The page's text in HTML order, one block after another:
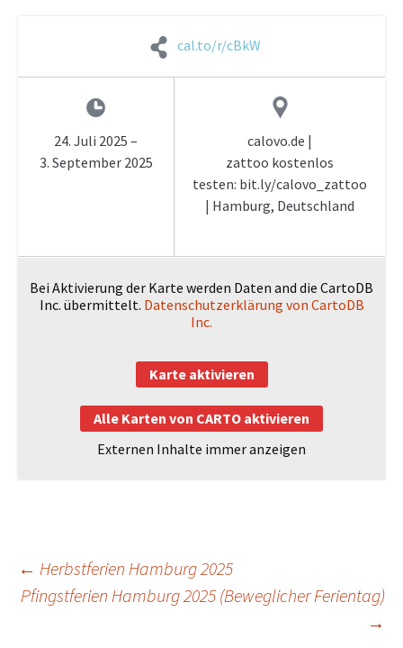
cal.to/r/cBkW
24. Juli 2025 –
3. September 2025
calovo.de |
zattoo kostenlos
testen: bit.ly/calovo_zattoo
| Hamburg, Deutschland
Bei Aktivierung der Karte werden Daten and die CartoDB
Inc. übermittelt. Datenschutzerklärung von CartoDB
Inc.
Karte aktivieren
Alle Karten von CARTO aktivieren
Externen Inhalte immer anzeigen
Beitragsnavigation
← Herbstferien Hamburg 2025
Pfingstferien Hamburg 2025 (Beweglicher Ferientag)
→